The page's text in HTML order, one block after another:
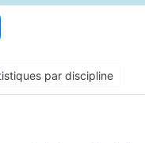
par discipline